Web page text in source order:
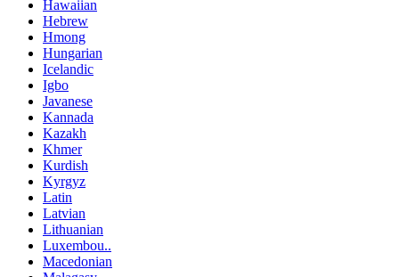
Hawaiian
Hebrew
Hmong
Hungarian
Icelandic
Igbo
Javanese
Kannada
Kazakh
Khmer
Kurdish
Kyrgyz
Latin
Latvian
Lithuanian
Luxembou..
Macedonian